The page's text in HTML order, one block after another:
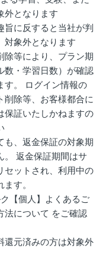
外となります
に反すると当社が判
対象外となります
除等により、プラン期
数・学習日数）が確認
す。 ログイン情報の
削除等、お客様都合に
保証いたしかねますの
も、返金保証の対象期
。 返金保証期間はサ
セットされ、利用中の
す。
【個人】よくあるご
法について をご確認
還元済みの方は対象外